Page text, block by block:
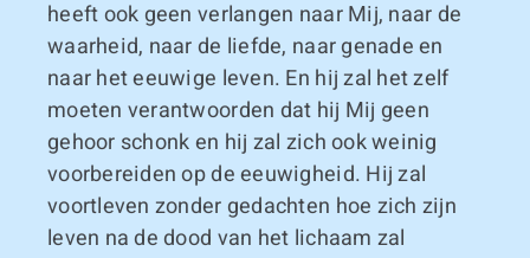
heeft ook geen verlangen naar Mij, naar de
waarheid, naar de liefde, naar genade en
naar het eeuwige leven. En hij zal het zelf
moeten verantwoorden dat hij Mij geen
gehoor schonk en hij zal zich ook weinig
voorbereiden op de eeuwigheid. Hij zal
voortleven zonder gedachten hoe zich zijn
leven na de dood van het lichaam zal